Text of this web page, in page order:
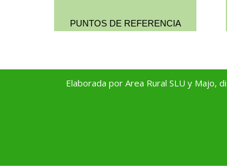
PUNTOS DE REFERENCIA
Elaborada por Area Rural SLU y Majo,